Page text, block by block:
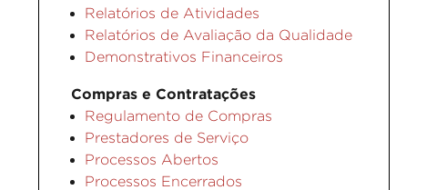
Relatórios de Atividades
Relatórios de Avaliação da Qualidade
Demonstrativos Financeiros
Compras e Contratações
Regulamento de Compras
Prestadores de Serviço
Processos Abertos
Processos Encerrados